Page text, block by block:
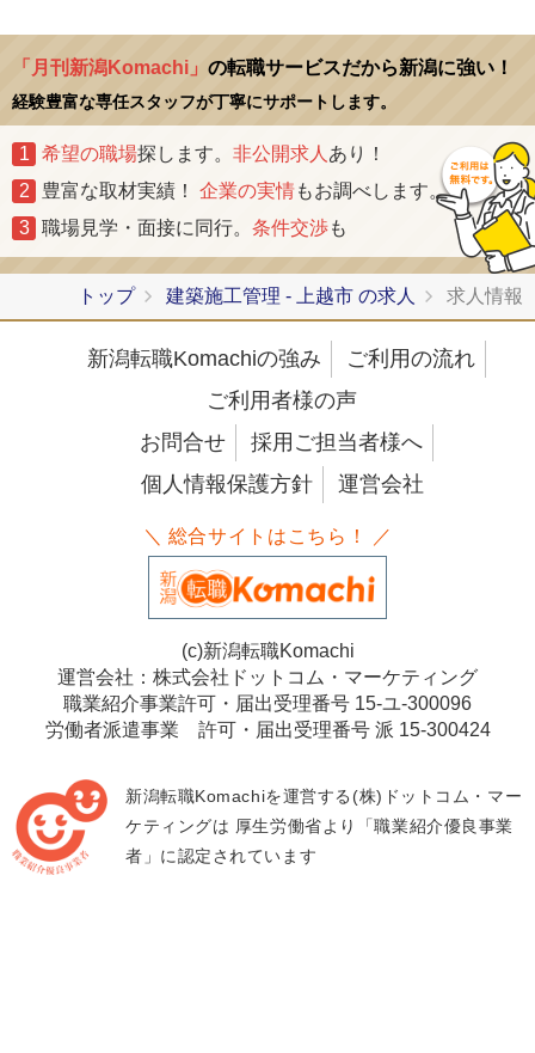
「月刊新潟Komachi」 の転職サービスだから新潟に強い！
経験豊富な専任スタッフが丁寧にサポートします。
1 希望の職場探します。 非公開求人 あり！
2
豊富な取材実績！ 企業の実情もお調べします。
3
職場見学・面接に同行。 条件交渉も
トップ 建築施工管理 - 上越市 の求人 求人情報
新潟転職Komachiの強み
ご利用の流れ
ご利用者様の声
お問合せ
採用ご担当者様へ
個人情報保護方針
運営会社
＼ 総合サイトはこちら！ ／
(c)新潟転職Komachi
運営会社：株式会社ドットコム・マーケティング
職業紹介事業許可・届出受理番号 15-ユ-300096
労働者派遣事業 許可・届出受理番号 派 15-300424
新潟転職Komachiを運営する(株)ドットコム・マー
ケティングは 厚生労働省より「職業紹介優良事業
者」に認定されています